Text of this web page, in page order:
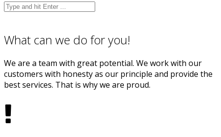
What can we do for you!
We are a team with great potential. We work with our
customers with honesty as our principle and provide the
best services. That is why we are proud.